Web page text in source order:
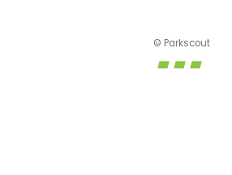
© Parkscout